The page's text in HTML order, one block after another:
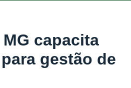
capacita
gestão de